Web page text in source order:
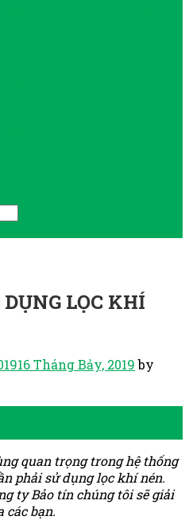
LỌC KHÍ
16 Tháng Bảy, 2019by
quan trọng trong hệ thống
phải sử dụng lọc khí nén.
ty Bảo tín chúng tôi sẽ giải
các bạn.